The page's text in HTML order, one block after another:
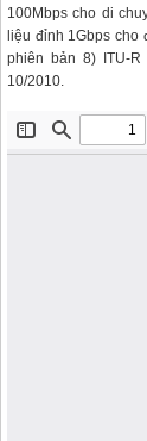
100Mbps cho di
liệu đỉnh 1Gbps
phiên bản 8) ITU-R
10/2010.